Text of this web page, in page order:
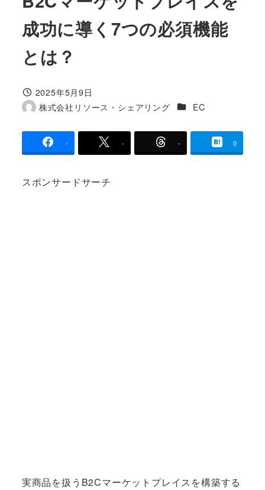
成功に導く7つの必須機能
とは？
投稿日
2025年5月9日
著
株式会社リソース・シェアリング カテゴリー
EC
- - - 0
スポンサードサーチ
実商品を扱うB2Cマーケットプレイスを構築する